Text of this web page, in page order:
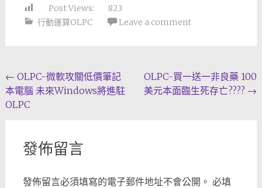
Post Views:
823
行動運算OLPC
Leave a comment
Post
navigation
← OLPC-微軟攻關低價筆記
本電腦 未來Windows將進駐
OLPC
OLPC-買一送一非良藥 100
美元本面臨生死存亡???? →
發佈留言
發佈留言必須填寫的電子郵件地址不會公開。 必填